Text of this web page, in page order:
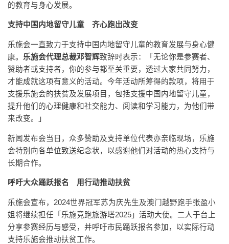
的教育与身心发展。
支持中国内地留守儿童 齐心跑出改变
乐施会一直致力于支持中国内地留守儿童的教育发展与身心健
康。 乐施会代理总裁邓智辉致辞时表示：「无论你是参赛者、
赞助者或支持者，你的参与都至关重要，透过大家共同努力，
才能成就这项有意义的活动。今年活动所筹得的款项，将用于
支援乐施会的扶贫及发展项目，包括支援中国内地留守儿童，
提升他们的心理健康和社交能力、阅读和学习能力，为他们带
来改变。」
新闻发布会当日，众多赞助及支持单位代表亦亲临现场，乐施
会特别向各单位致送纪念状，以感谢他们对活动的热心支持与
长期合作。
呼吁大众踊跃报名 用行动推动扶贫
乐施会宣布，2024世界冠军苏为庆先生及澳门越野跑手张盈小
姐将继续担任「乐施竞跑旅游塔2025」活动大使。二人于台上
分享参赛经历与感受，并呼吁市民踊跃报名参加，以实际行动
支持乐施会推动扶贫工作。